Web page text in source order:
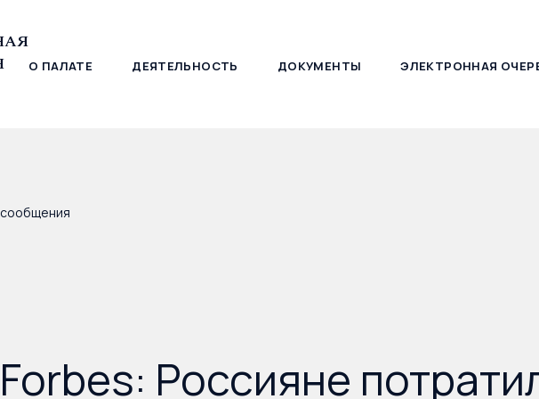
О ПАЛАТЕ ДЕЯТЕЛЬНОСТЬ ДОКУМЕНТЫ ЭЛЕКТРОННАЯ
2026
Forbes: Россияне